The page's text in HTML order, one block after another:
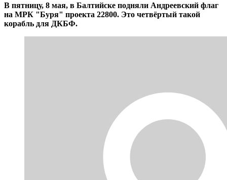
В пятницу, 8 мая, в Балтийске подняли Андреевский флаг
на МРК "Буря" проекта 22800. Это четвёртый такой
корабль для ДКБФ.